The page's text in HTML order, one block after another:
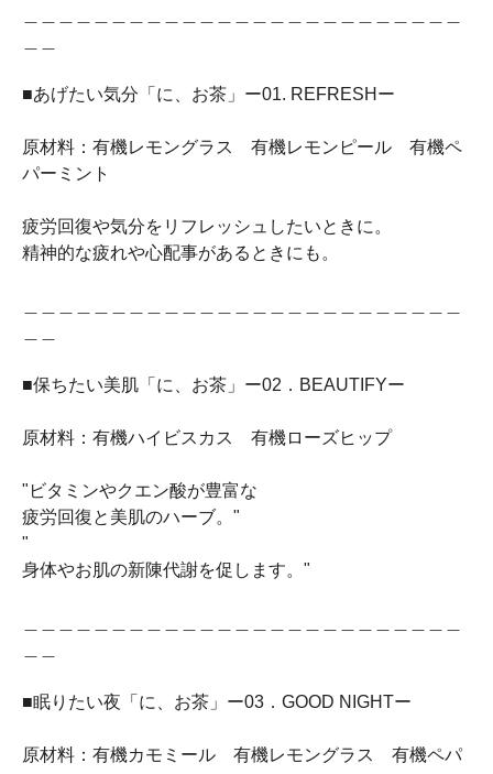
■あげたい気分「に、お茶」ー01. REFRESHー
原材料：有機レモングラス 有機レモンピール 有機ペ
パーミント
疲労回復や気分をリフレッシュしたいときに。
精神的な疲れや心配事があるときにも。
■保ちたい美肌「に、お茶」ー02．BEAUTIFYー
原材料：有機ハイビスカス 有機ローズヒップ
"ビタミンやクエン酸が豊富な
疲労回復と美肌のハーブ。"
"
身体やお肌の新陳代謝を促します。"
■眠りたい夜「に、お茶」ー03．GOOD NIGHTー
原材料：有機カモミール 有機レモングラス 有機ペパ